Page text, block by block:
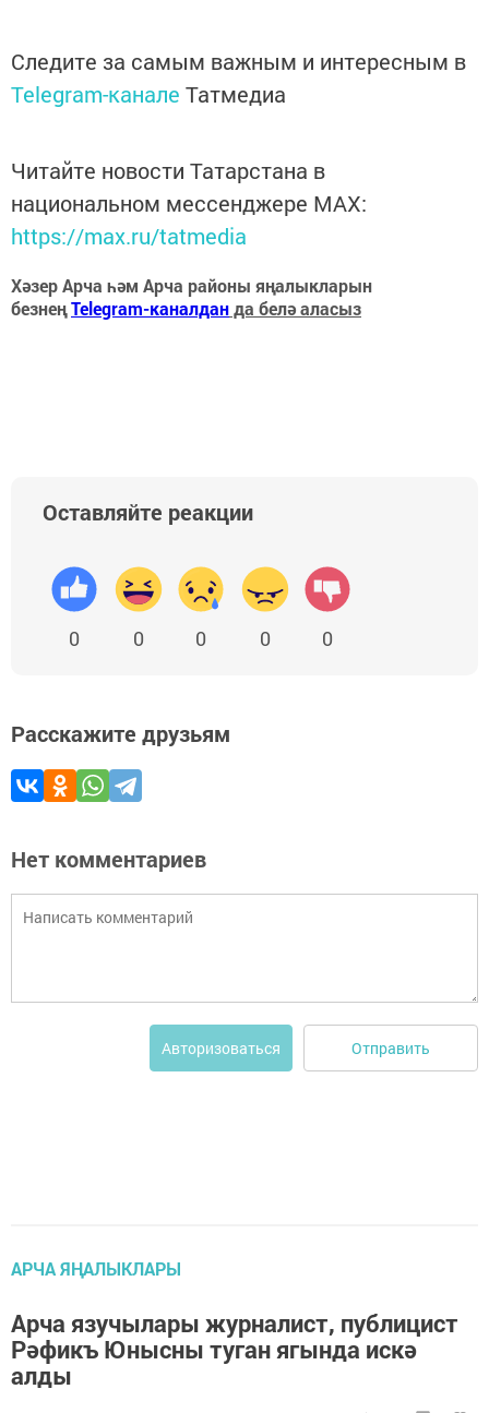
Следите за самым важным и интересным в
Telegram-канале Татмедиа
Читайте новости Татарстана в
национальном мессенджере MАХ:
https://max.ru/tatmedia
Хәзер Арча һәм Арча районы яңалыкларын
безнеңTelegram-каналданда белә аласыз
Оставляйте реакции
0 0 0 0 0
Расскажите друзьям
Нет комментариев
Авторизоваться Отправить
АРЧА ЯҢАЛЫКЛАРЫ
Арча язучылары журналист, публицист
Рәфикъ Юнысны туган ягында искә
алды